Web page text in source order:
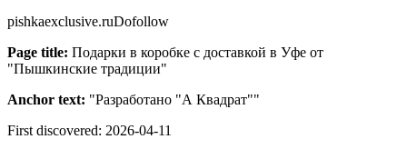
pishkaexclusive.ruDofollow
Page title: Подарки в коробке с доставкой в Уфе от
"Пышкинские традиции"
Anchor text: "Разработано "А Квадрат""
First discovered: 2026-04-11